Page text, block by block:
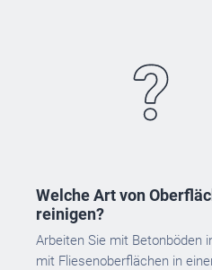
Welche Art von
reinigen?
Arbeiten Sie mit Betonböden
mit Fliesenoberflächen in